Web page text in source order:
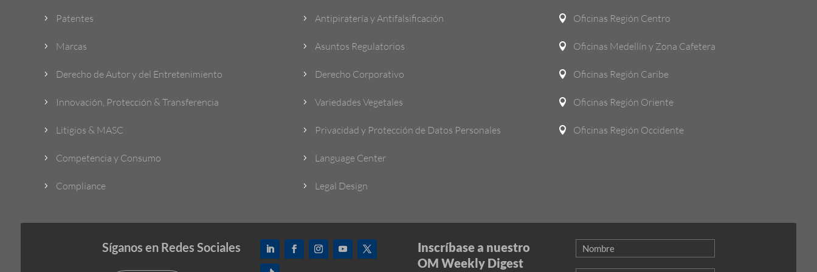
5 Patentes
5 Marcas
5 Derecho de Autor y del Entretenimiento
5 Innovación, Protección & Transferencia
5 Litigios & MASC
5 Competencia y Consumo
5 Compliance
5 Antipiratería y Antifalsificación
5 Asuntos Regulatorios
5 Derecho Corporativo
5 Variedades Vegetales
5 Privacidad y Protección de Datos Personales
5 Language Center
5 Legal Design
 Oficinas Región Centro
 Oficinas Medellín y Zona Cafetera
 Oficinas Región Caribe
 Oficinas Región Oriente
 Oficinas Región Occidente
Síganos en Redes Sociales
Inscríbase a nuestro
OM Weekly Digest